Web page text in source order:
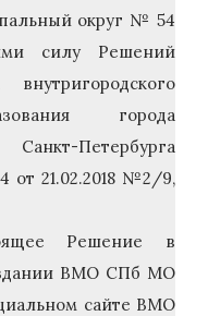
округ № 54
силу Решений
города
Петербурга
от 21.02.2018 №2/9,
Решение в
ВМО СПб МО
сайте ВМО